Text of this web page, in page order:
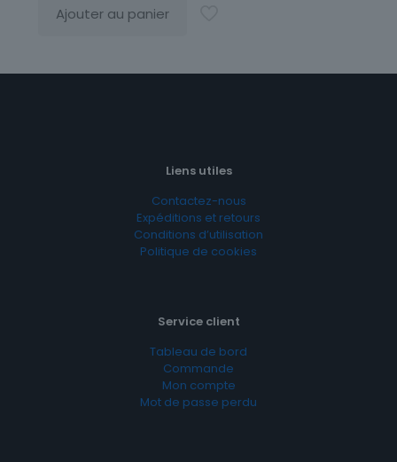
Ajouter au panier
Liens utiles
Contactez-nous
Expéditions et retours
Conditions d’utilisation
Politique de cookies
Service client
Tableau de bord
Commande
Mon compte
Mot de passe perdu